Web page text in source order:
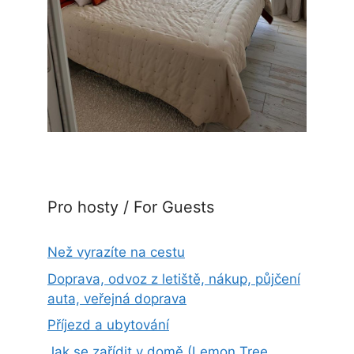
Pro hosty / For Guests
Než vyrazíte na cestu
Doprava, odvoz z letiště, nákup, půjčení
auta, veřejná doprava
Příjezd a ubytování